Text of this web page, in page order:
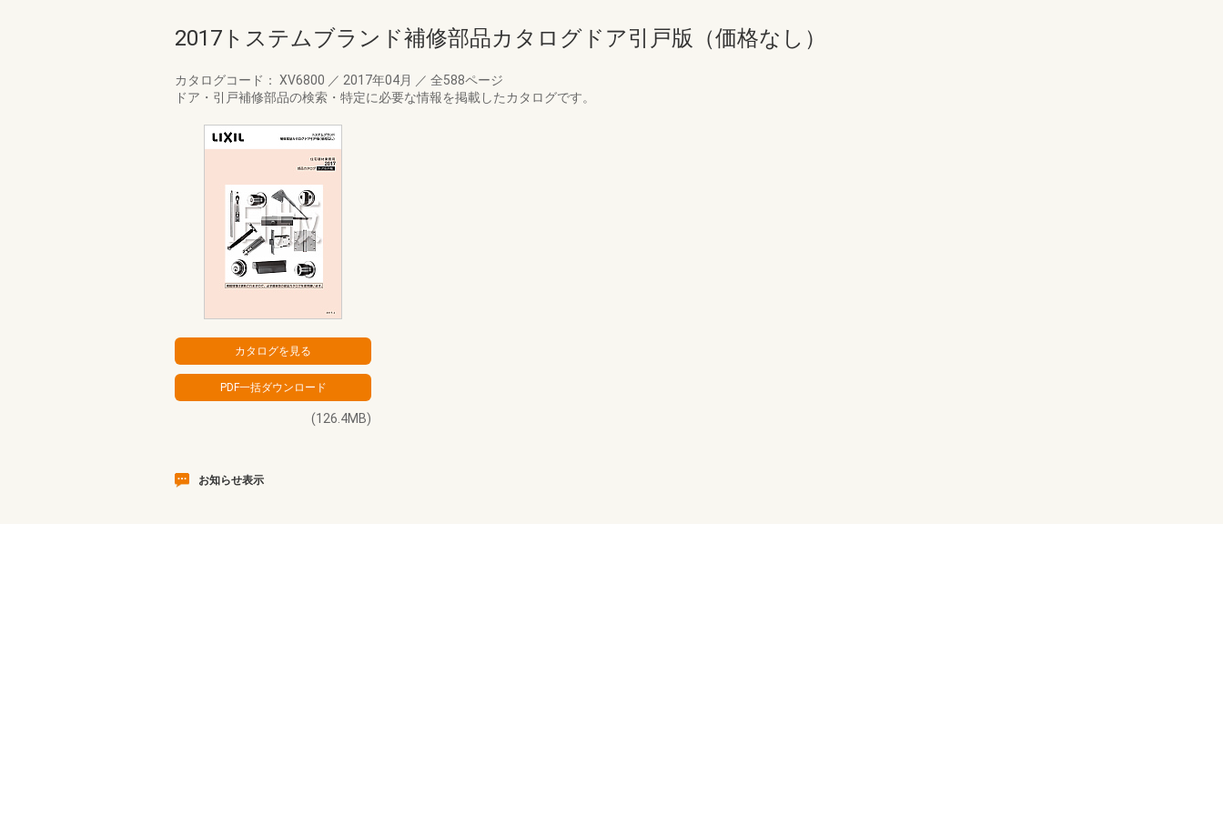
2017トステムブランド補修部品カタログドア引戸版（価格なし）
カタログコード： XV6800 ／ 2017年04月 ／ 全588ページ
ドア・引戸補修部品の検索・特定に必要な情報を掲載したカタログです。
(126.4MB)
お知らせ表示